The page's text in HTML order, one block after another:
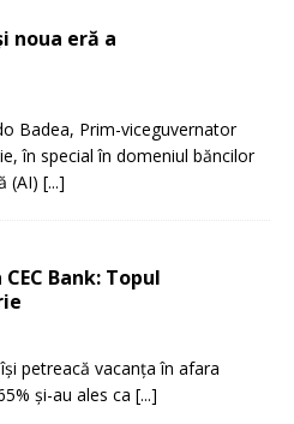
noua eră a
Badea, Prim-viceguvernator
în special în domeniul băncilor
(AI) [...]
Bank: Topul
petreacă vacanța în afara
și-au ales ca [...]